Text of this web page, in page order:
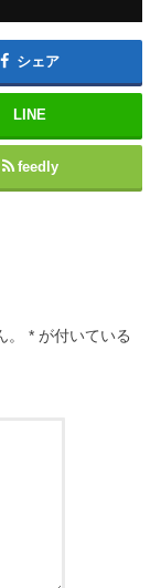
シェア
LINE
feedly
* が付いている